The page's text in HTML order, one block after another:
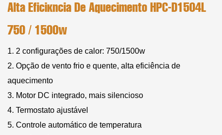
Alta Eficiência De Aquecimento HPC-D1504L
750 / 1500w
1. 2 configurações de calor: 750/1500w
2. Opção de vento frio e quente, alta eficiência de
aquecimento
3. Motor DC integrado, mais silencioso
4. Termostato ajustável
5. Controle automático de temperatura